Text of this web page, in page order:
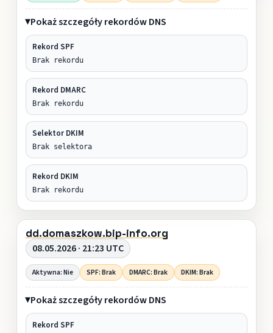
Pokaż szczegóły rekordów DNS
Rekord SPF
Brak rekordu
Rekord DMARC
Brak rekordu
Selektor DKIM
Brak selektora
Rekord DKIM
Brak rekordu
dd.domaszkow.bip-info.org
08.05.2026 · 21:23 UTC
Aktywna: Nie SPF: Brak DMARC: Brak DKIM: Brak
Pokaż szczegóły rekordów DNS
Rekord SPF